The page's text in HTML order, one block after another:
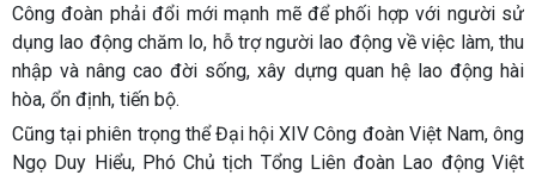
Công đoàn phải đổi mới mạnh mẽ để phối hợp với người sử
dụng lao động chăm lo, hỗ trợ người lao động về việc làm, thu
nhập và nâng cao đời sống, xây dựng quan hệ lao động hài
hòa, ổn định, tiến bộ.
Cũng tại phiên trọng thể Đại hội XIV Công đoàn Việt Nam, ông
Ngọ Duy Hiểu, Phó Chủ tịch Tổng Liên đoàn Lao động Việt